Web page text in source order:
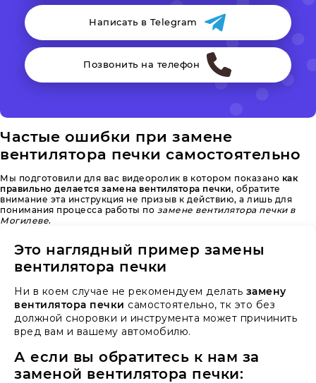
Написать в Telegram
Позвонить на телефон
Частые ошибки при замене
вентилятора печки самостоятельно
Мы подготовили для вас видеоролик в котором показано как
правильно делается замена вентилятора печки, обратите
внимание эта инструкция не призыв к действию, а лишь для
понимания процесса работы по замене вентилятора печки в
Могилеве.
Это наглядный пример замены
вентилятора печки
Ни в коем случае не рекомендуем делать замену
вентилятора печки самостоятельно, тк это без
должной сноровки и инструмента может причинить
вред вам и вашему автомобилю.
А если вы обратитесь к нам за
заменой вентилятора печки: